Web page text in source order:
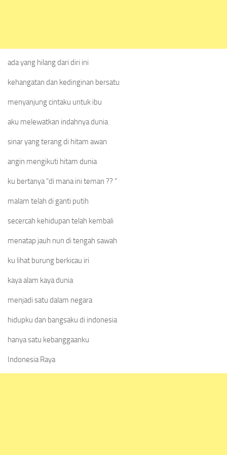
ada yang hilang dari diri ini
kehangatan dan kedinginan bersatu
menyanjung cintaku untuk ibu
aku melewatkan indahnya dunia
sinar yang terang di hitam awan
angin mengikuti hitam dunia
ku bertanya “di mana ini teman ?? “
malam telah di ganti putih
secercah kehidupan telah kembali
menatap jauh nun di tengah sawah
ku lihat burung berkicau iri
kaya alam kaya dunia
menjadi satu dalam negara
hidupku dan bangsaku di indonesia
hanya satu kebanggaanku
Indonesia Raya